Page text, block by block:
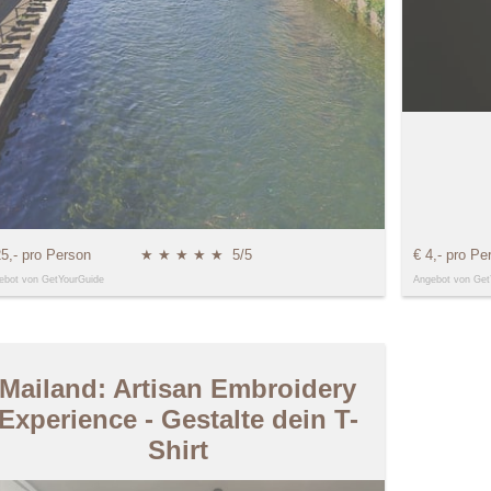
pro Person ★ ★ ★ ★ ★ 5/5
von GetYourGuide
€ 4,- pro
Angebot von
Mailand: Artisan Embroidery
Experience - Gestalte dein T-
Shirt